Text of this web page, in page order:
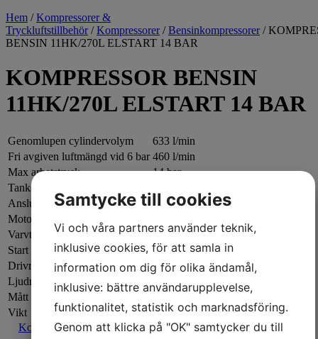
Hem /Kompressorer &
Tryckluftstillbehör /Kompressorer /Bensinkompressorer /
BENSIN 11HK/270L ELSTART 14 BAR
KOMPRESSOR BENSIN
11HK/270L ELSTART 14 BAR
Genomlupen cylindervolym
633 l/min
Fri avgiven luftmängd vid 6 bar 460 l/min
Max arbetstryck
14 bar
Tankstorlek
Anslutningsgänga
1/2″ R
Motor Honda
Varvtal
1110 v/min
Start
Elstart
Drivmedel
Bensin blyfri 95
Ljudnivå vid 4 meter
77 dB
Mått LxBxH
1540 x 520 x 1080 mm
Vikt
185 kg
Kontakta oss
Samtycke till cookies
Vi och våra partners använder teknik,
inklusive cookies, för att samla in
information om dig för olika ändamål,
inklusive: bättre användarupplevelse,
funktionalitet, statistik och marknadsföring.
Genom att klicka på "OK" samtycker du till